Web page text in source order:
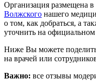
Организация размещена в
Волжского нашего
о том, как добраться, а
уточнить на официальном
Ниже Вы можете
на врачей или
Важно: все отзывы